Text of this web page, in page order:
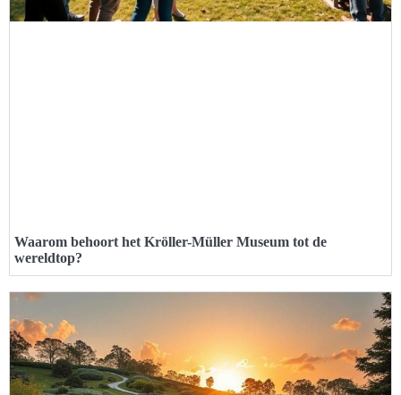
Waarom behoort het Kröller-Müller Museum tot de
wereldtop?